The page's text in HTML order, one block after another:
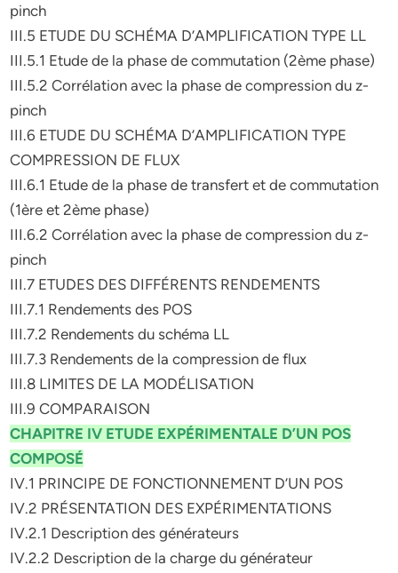
pinch
III.5 ETUDE DU SCHÉMA D’AMPLIFICATION TYPE LL
III.5.1 Etude de la phase de commutation (2ème phase)
III.5.2 Corrélation avec la phase de compression du z-
pinch
III.6 ETUDE DU SCHÉMA D’AMPLIFICATION TYPE
COMPRESSION DE FLUX
III.6.1 Etude de la phase de transfert et de commutation
(1ère et 2ème phase)
III.6.2 Corrélation avec la phase de compression du z-
pinch
III.7 ETUDES DES DIFFÉRENTS RENDEMENTS
III.7.1 Rendements des POS
III.7.2 Rendements du schéma LL
III.7.3 Rendements de la compression de flux
III.8 LIMITES DE LA MODÉLISATION
III.9 COMPARAISON
CHAPITRE IV ETUDE EXPÉRIMENTALE D’UN POS
COMPOSÉ
IV.1 PRINCIPE DE FONCTIONNEMENT D’UN POS
IV.2 PRÉSENTATION DES EXPÉRIMENTATIONS
IV.2.1 Description des générateurs
IV.2.2 Description de la charge du générateur